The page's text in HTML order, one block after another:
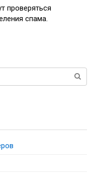
проверяться
спама.